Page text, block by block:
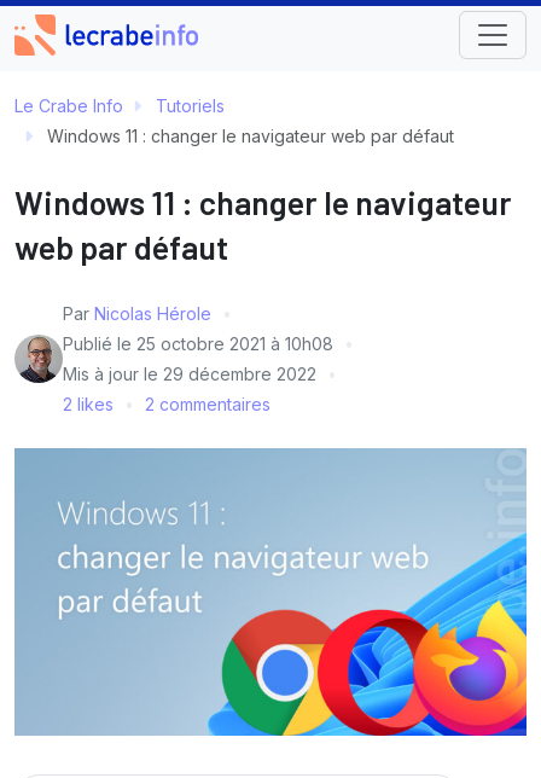
Le Crabe Info
Tutoriels
Windows 11 : changer le navigateur web par défaut
Windows 11 : changer le navigateur
web par défaut
Par Nicolas Hérole
Publié le 25 octobre 2021 à 10h08
Mis à jour le 29 décembre 2022
2 likes
2 commentaires